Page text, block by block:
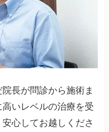
長が問診から施術ま
いレベルの治療を受
心してお越しくださ